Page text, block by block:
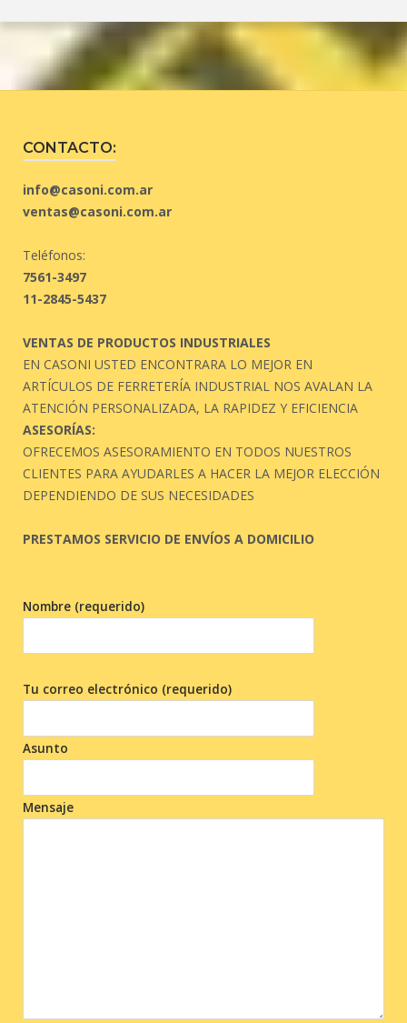
CONTACTO:
info@casoni.com.ar
ventas@casoni.com.ar
Teléfonos:
7561-3497
11-2845-5437
VENTAS DE PRODUCTOS INDUSTRIALES
EN CASONI USTED ENCONTRARA LO MEJOR EN
ARTÍCULOS DE FERRETERÍA INDUSTRIAL NOS AVALAN LA
ATENCIÓN PERSONALIZADA, LA RAPIDEZ Y EFICIENCIA
ASESORÍAS:
OFRECEMOS ASESORAMIENTO EN TODOS NUESTROS
CLIENTES PARA AYUDARLES A HACER LA MEJOR ELECCIÓN
DEPENDIENDO DE SUS NECESIDADES
PRESTAMOS SERVICIO DE ENVÍOS A DOMICILIO
Nombre (requerido)
Tu correo electrónico (requerido)
Asunto
Mensaje